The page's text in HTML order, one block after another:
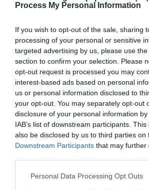
Process My Personal Information
If you wish to opt-out of the sale, sharing
processing of your personal or sensitive
targeted advertising by us, please use
section to confirm your selection. Please
opt-out request is processed you may
interest-based ads based on personal
us or personal information disclosed to
your opt-out. You may separately opt-out
disclosure of your personal information
IAB’s list of downstream participants.
also be disclosed by us to third parties on
Downstream Participants that may further
Personal Data Processing Opt Outs
στα νήµατα, όταν πρόκειται να
Ο κύριος ρόλος της διπλής πετονιάς
ένα από τα δύο στελέχη, να µπορεί
συγκρατήσει το ψάρι. Για να µην
διπλάρωµα από ασπίδα προστασίας
σε… «αχίλλειο πτέρνα» του, θα
πολύ την κατασκευή του. Ο κόµπος
στο διπλάρωµα πρέπει να είναι ο
δεµένος µε πολύ προσοχή. Εµείς
Hitch, ο οποίος είναι σχετικά απλός, ή